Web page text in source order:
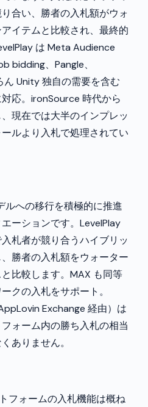
合い、勝者の入札額がウォ
イテムと比較され、最終的
は Meta Audience
bidding、Pangle、
Unity 独自の需要を含む
応。ironSource 時代から
現在では大半のインプレッ
ルより入札で処理されてい
ルへの移行を積極的に推進
ーションです。LevelPlay
札者が競り合うハイブリッ
勝者の入札額をウォーター
比較します。MAX も同等
クの入札をサポート。
Exchange 経由）は
ォーム内の勝ち入札の相当
ありません。
フォームの入札機能は概ね